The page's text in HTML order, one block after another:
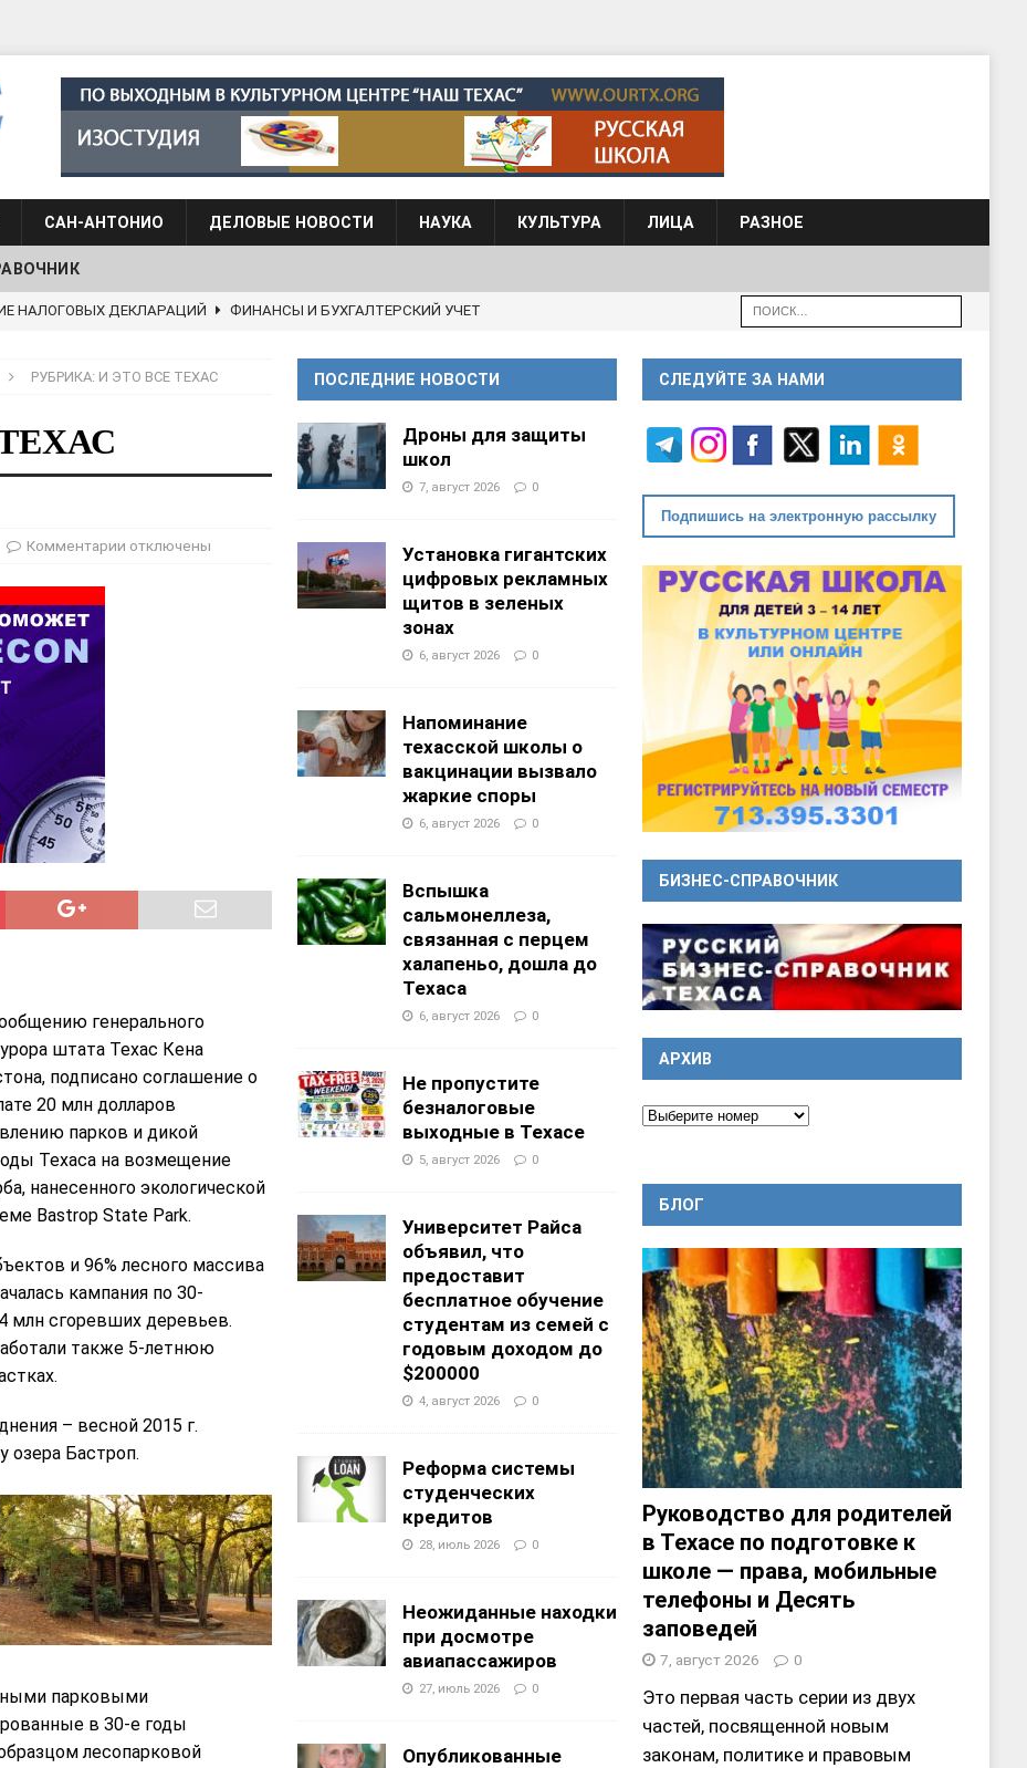
САН-АНТОНИО ДЕЛОВЫЕ НОВОСТИ НАУКА КУЛЬТУРА ЛИЦА РАЗНОЕ
языка для взрослых при Культурном центре “Наш Техас”
языка при культурном центре “Наш Техас” ШКОЛЫ И
РУБРИКА: И ЭТО ВСЕ ТЕХАС
Комментарии отключены
генерального
штата Техас Кена
подписано соглашение о
20 млн долларов
парков и дикой
Техаса на возмещение
нанесенного экологической
Bastrop State Park.
и 96% лесного массива
кампания по 30-
млн сгоревших деревьев.
также 5-летнюю
– весной 2015 г.
озера Бастроп.
парковыми
в 30-е годы
лесопарковой
ПОСЛЕДНИЕ НОВОСТИ
Дроны для защиты
школ
7, август 2026 0
Установка гигантских
цифровых рекламных
щитов в зеленых
зонах
6, август 2026 0
Напоминание
техасской школы о
вакцинации вызвало
жаркие споры
6, август 2026 0
Вспышка
сальмонеллеза,
связанная с перцем
халапеньо, дошла до
Техаса
6, август 2026 0
Не пропустите
безналоговые
выходные в Техасе
5, август 2026 0
Университет Райса
объявил, что
предоставит
бесплатное обучение
студентам из семей с
годовым доходом до
$200000
4, август 2026 0
Реформа системы
студенческих
кредитов
28, июль 2026 0
Неожиданные находки
при досмотре
авиапассажиров
27, июль 2026 0
Опубликованные
СЛЕДУЙТЕ ЗА НАМИ
Подпишись на электронную рассылку
БИЗНЕС-СПРАВОЧНИК
АРХИВ
БЛОГ
Руководство для родителей
в Техасе по подготовке к
школе — права, мобильные
телефоны и Десять
заповедей
7, август 2026 0
Это первая часть серии из двух
частей, посвященной новым
законам, политике и правовым